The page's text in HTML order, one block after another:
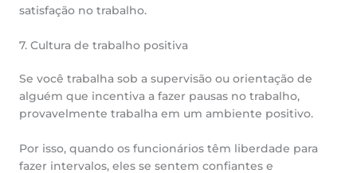
satisfação no trabalho.
7. Cultura de trabalho positiva
Se você trabalha sob a supervisão ou orientação de
alguém que incentiva a fazer pausas no trabalho,
provavelmente trabalha em um ambiente positivo.
Por isso, quando os funcionários têm liberdade para
fazer intervalos, eles se sentem confiantes e